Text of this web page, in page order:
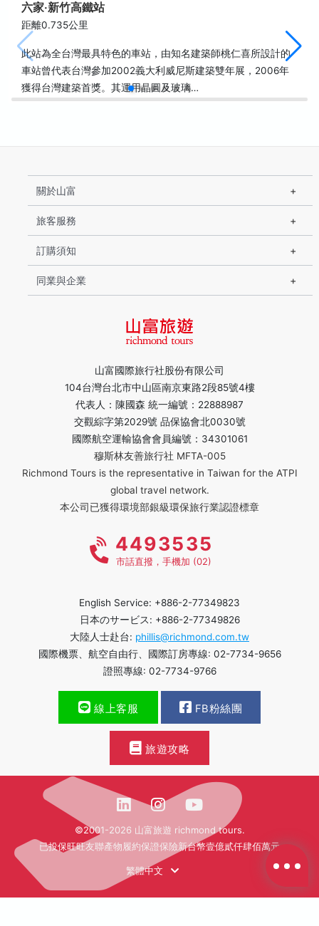
六家‧新竹高鐵站
距離0.735公里
此站為全台灣最具特色的車站，由知名建築師桃仁喜所設計的
車站曾代表台灣參加2002義大利威尼斯建築雙年展，2006年
獲得台灣建築首獎。其運用晶圓及玻璃…
山富國際旅行社股份有限公司
104台灣台北市中山區南京東路2段85號4樓
代表人：陳國森 統一編號：22888987
交觀綜字第2029號 品保協會北0030號
國際航空運輸協會會員編號：34301061
穆斯林友善旅行社 MFTA-005
Richmond Tours is the representative in Taiwan for the ATPI
global travel network.
本公司已獲得環境部銀級環保旅行業認證標章
關於山富
旅客服務
訂購須知
同業與企業
4493535
市話直撥，手機加 (02)
English Service: +886-2-77349823
日本のサービス: +886-2-77349826
大陸人士赴台: phillis@richmond.com.tw
國際機票、航空自由行、國際訂房專線: 02-7734-9656
證照專線: 02-7734-9766
線上客服 FB粉絲團
旅遊攻略
©2001-2026 山富旅遊 richmond tours.
已投保旺旺友聯產物履約保證保險新台幣壹億貳仟肆佰萬元
繁體中文